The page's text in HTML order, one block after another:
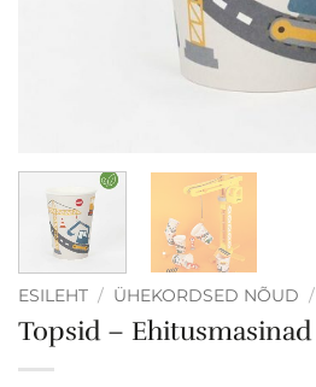
ESILEHT / ÜHEKORDSED NÕUD /
Topsid – Ehitusmasinad